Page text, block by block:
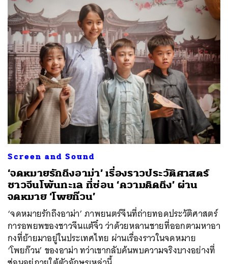
Screen and Sound
‘จดหมายรักถึงอาม่า’ เรื่องราวประวัติศาสตร์
ชาวจีนโพ้นทะเล ที่ซ่อน ‘ความคิดถึง’ ผ่าน
จดหมาย ‘โพยก๊วน’
‘จดหมายรักถึงอาม่า’ ภาพยนตร์จีนที่ถ่ายทอดประวัติศาสตร์
การอพยพของชาวจีนแต้จิ๋ว ว่าด้วยหลานชายที่ออกตามหาอา
กงที่ย้ายมาอยู่ในประเทศไทย ผ่านเรื่องราวในจดหมาย
‘โพยก๊วน’ ของอาม่า ทว่าเขากลับค้นพบความจริงบางอย่างที่